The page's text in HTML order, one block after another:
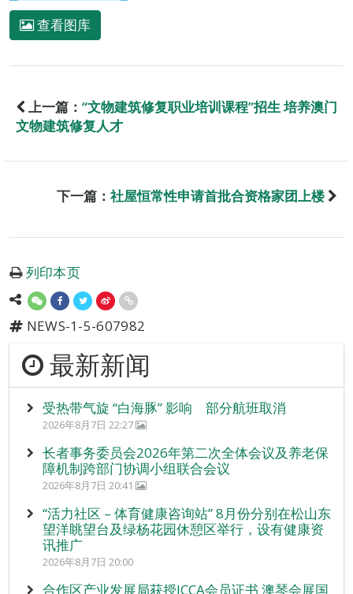
查看图库
上一篇： “文物建筑修复职业培训课程”招生 培养澳门
文物建筑修复人才
下一篇： 社屋恒常性申请首批合资格家团上楼
列印本页
NEWS-1-5-607982
最新新闻
受热带气旋 “白海豚” 影响 部分航班取消
2026年8月7日 22:27
长者事务委员会2026年第二次全体会议及养老保
障机制跨部门协调小组联合会议
2026年8月7日 20:41
“活力社区 – 体育健康咨询站” 8月份分别在松山东
望洋眺望台及绿杨花园休憩区举行，设有健康资
讯推广
2026年8月7日 20:00
合作区产业发展局获授ICCA会员证书 澳琴会展国